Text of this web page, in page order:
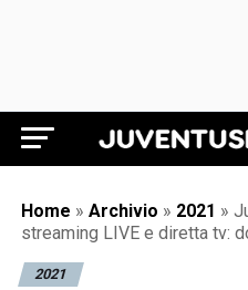
Home » Archivio » 2021 »
streaming LIVE e diretta tv:
2021